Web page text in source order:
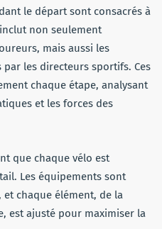
le départ sont consacrés à
non seulement
mais aussi les
les directeurs sportifs. Ces
chaque étape, analysant
et les forces des
que chaque vélo est
Les équipements sont
chaque élément, de la
est ajusté pour maximiser la